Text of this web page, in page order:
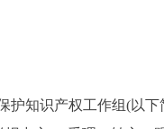
知识产权工作组(以下